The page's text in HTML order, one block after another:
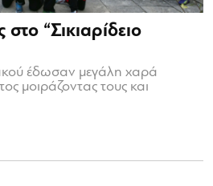
“Σικιαρίδειο
έδωσαν μεγάλη χαρά
μοιράζοντας τους και